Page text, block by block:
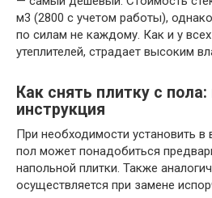
м3 (2800 с учетом работы),
по силам не каждому. Как и у
утеплителей, страдает высоким
Как снять плитку с
инструкция
При необходимости установить в
пол может понадобиться
напольной плитки. Также
осуществляется при замене